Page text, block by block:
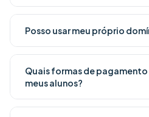
Posso usar meu próprio
Quais formas de
meus alunos?